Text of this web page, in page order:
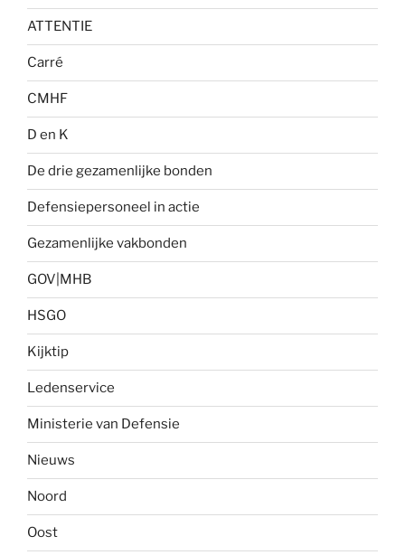
ATTENTIE
Carré
CMHF
D en K
De drie gezamenlijke bonden
Defensiepersoneel in actie
Gezamenlijke vakbonden
GOV|MHB
HSGO
Kijktip
Ledenservice
Ministerie van Defensie
Nieuws
Noord
Oost